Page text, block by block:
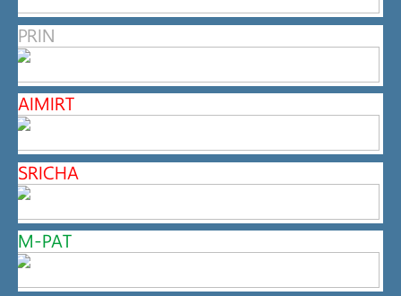
PRIN
AIMIRT
SRICHA
M-PAT